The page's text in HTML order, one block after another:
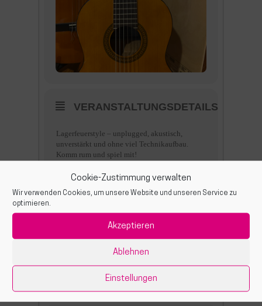
Cookie-Zustimmung verwalten
Wir verwenden Cookies, um unsere Website und unseren Service zu
optimieren.
Akzeptieren
Ablehnen
Einstellungen
VERANSTALTUNGSDETAILS
Lagerfeuerstyle – unplugged, akustisch,
unverstärkt und ohne viel Technikaufbau.
Komm rum und spiel mit!
und neue Songs & Sounds erfinden.
(Donnerstag) 7:00 pm - 10:00 pm